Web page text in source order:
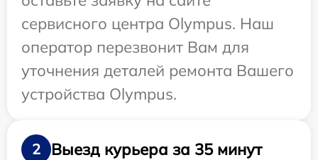
сервисного центра Olympus. Наш
оператор перезвонит Вам для
уточнения деталей ремонта Вашего
устройства Olympus.
2
Выезд курьера за 35 минут